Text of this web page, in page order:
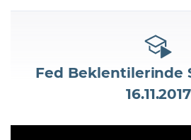
Şifreniz
Fed Beklentilerinde
16.11.2017